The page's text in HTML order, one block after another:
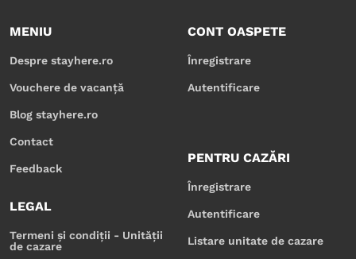
MENIU
Despre stayhere.ro
Vouchere de vacanță
Blog stayhere.ro
Contact
Feedback
LEGAL
Termeni și condiții - Unității
de cazare
CONT OASPETE
Înregistrare
Autentificare
PENTRU CAZĂRI
Înregistrare
Autentificare
Listare unitate de cazare